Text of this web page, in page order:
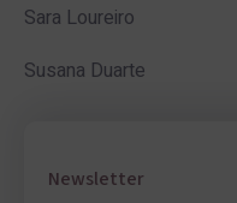
Sara Loureiro
Susana Duarte
Newsletter